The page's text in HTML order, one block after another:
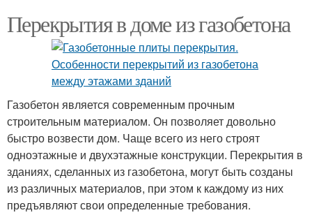
Перекрытия в доме из газобетона
Газобетон является современным прочным
строительным материалом. Он позволяет довольно
быстро возвести дом. Чаще всего из него строят
одноэтажные и двухэтажные конструкции. Перекрытия в
зданиях, сделанных из газобетона, могут быть созданы
из различных материалов, при этом к каждому из них
предъявляют свои определенные требования.